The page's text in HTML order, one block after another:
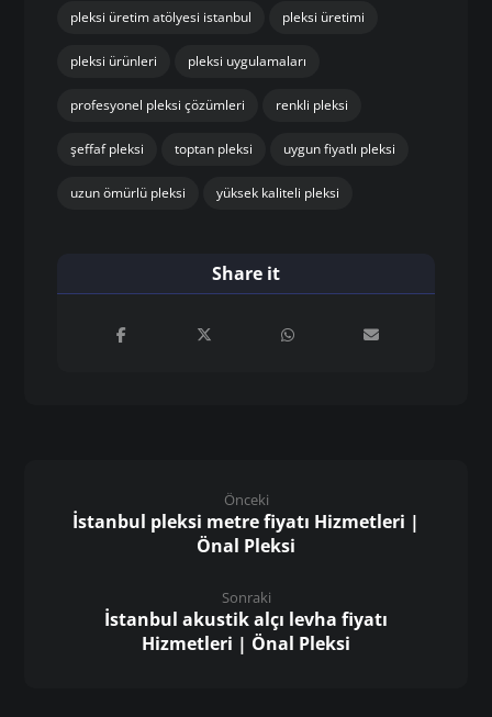
pleksi üretim atölyesi istanbul pleksi üretimi
pleksi ürünleri pleksi uygulamaları
profesyonel pleksi çözümleri renkli pleksi
şeffaf pleksi toptan pleksi uygun fiyatlı pleksi
uzun ömürlü pleksi yüksek kaliteli pleksi
Önceki
İstanbul pleksi metre fiyatı Hizmetleri |
Önal Pleksi
Sonraki
İstanbul akustik alçı levha fiyatı
Hizmetleri | Önal Pleksi